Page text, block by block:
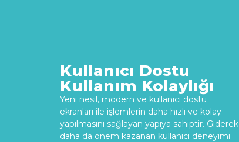
Kullanıcı Dostu
Kullanım Kolaylığı
Yeni nesil, modern ve kullanıcı dostu
ekranları ile işlemlerin daha hızlı ve kolay
yapılmasını sağlayan yapıya sahiptir. Giderek
daha da önem kazanan kullanıcı deneyimi